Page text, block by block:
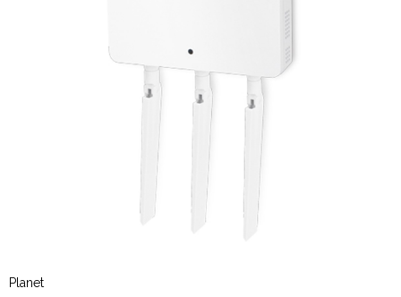
Planet